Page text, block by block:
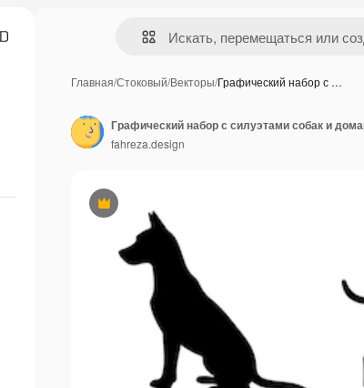
Главная/Стоковый/Векторы/Графический набор с …
Премиум
Графический набор с силуэтами собак и
fahreza.design